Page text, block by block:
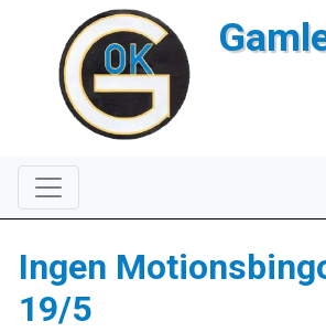
Ingen
19/5